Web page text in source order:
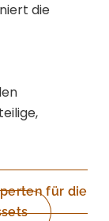
die
für die